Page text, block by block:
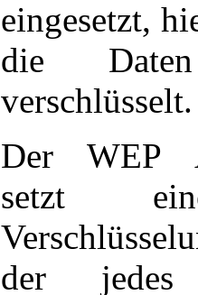
eingesetzt,
die
verschlüsselt.
Der WEP
setzt
der